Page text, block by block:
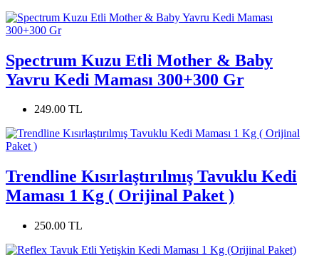
Spectrum Kuzu Etli Mother & Baby
Yavru Kedi Maması 300+300 Gr
249.00 TL
Trendline Kısırlaştırılmış Tavuklu Kedi
Maması 1 Kg ( Orijinal Paket )
250.00 TL